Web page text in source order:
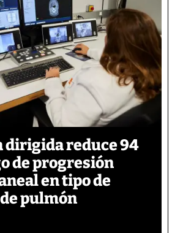
dirigida reduce 94
de progresión
en tipo de
pulmón